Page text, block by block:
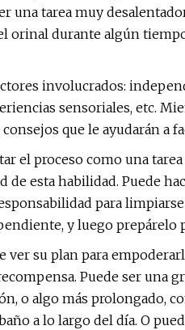
una tarea muy
orinal durante algún
involucrados:
sensoriales, etc.
que le ayudarán a
el proceso como una
de esta habilidad. Puede
para
y luego prepárelo
ver su plan para
Puede ser una
o algo más prolongado,
a lo largo del día. O